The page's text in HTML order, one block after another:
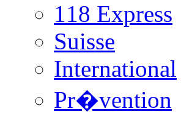
118 Express
Suisse
International
Pr�vention